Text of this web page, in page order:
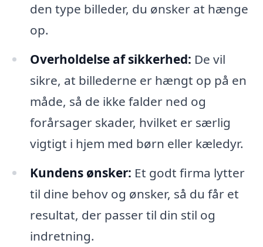
den type billeder, du ønsker at hænge
op.
Overholdelse af sikkerhed: De vil
sikre, at billederne er hængt op på en
måde, så de ikke falder ned og
forårsager skader, hvilket er særlig
vigtigt i hjem med børn eller kæledyr.
Kundens ønsker: Et godt firma lytter
til dine behov og ønsker, så du får et
resultat, der passer til din stil og
indretning.